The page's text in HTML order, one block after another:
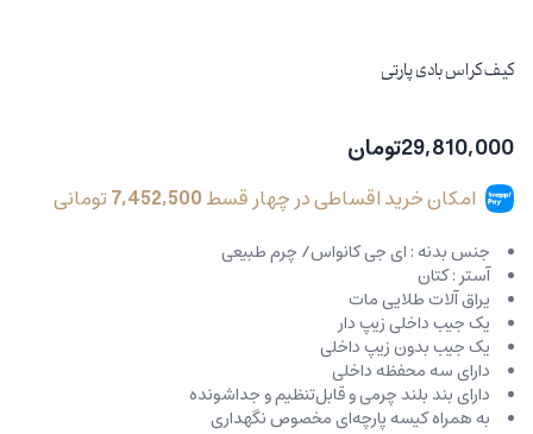
کیف کراس بادی پارتی
29,810,000تومان
امکان خرید اقساطی در چهار قسط7,452,500تومانی
جنس بدنه : ای جی کانواس/ چرم طبیعی
آستر : کتان
یراق آلات طلایی مات
یک جیب داخلی زیپ دار
یک جیب بدون زیپ داخلی
دارای سه محفظه داخلی
دارای بند بلند چرمی و قابل‌تنظیم و جداشونده
به همراه کیسه پارچه‌ای مخصوص نگهداری